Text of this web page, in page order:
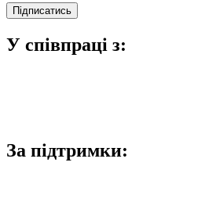
У співпраці з:
За підтримки: